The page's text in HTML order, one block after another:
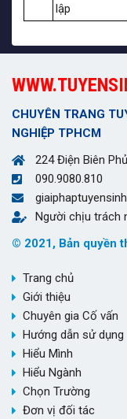
lập
CHUYÊN TRANG
NGHIỆP TPHCM
224 Điện Biên
090.9080.810
Người chịu trách
© 2021, Bản quyền
Trang chủ
Giới thiệu
Chuyên gia Cố vấn
Hướng dẫn sử dụng
Hiểu Mình
Hiểu Ngành
Chọn Trường
Đơn vị đối tác